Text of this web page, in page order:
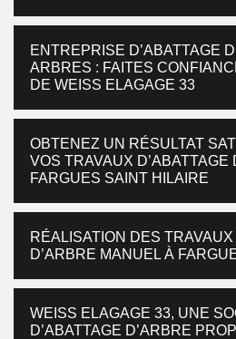
ENTREPRISE D’ABATTAGE
ARBRES : FAITES
DE WEISS ELAGAGE 33
OBTENEZ UN RÉSULTAT
VOS TRAVAUX D’ABATTAGE
FARGUES SAINT HILAIRE
RÉALISATION DES TRAVAUX
D’ARBRE MANUEL À
WEISS ELAGAGE 33, UNE
D’ABATTAGE D’ARBRE